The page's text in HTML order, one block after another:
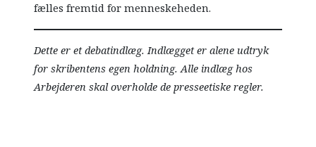
fælles fremtid for menneskeheden.
Dette er et debatindlæg. Indlægget er alene udtryk
for skribentens egen holdning. Alle indlæg hos
Arbejderen skal overholde de presseetiske regler.